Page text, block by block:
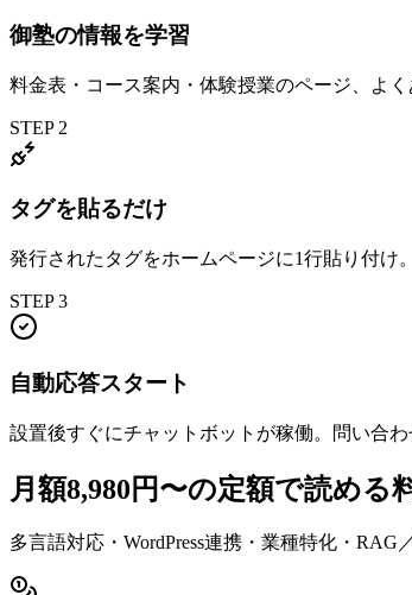
御塾の情報を学習
料金表・コース案内・体験授業のページ、よ
STEP 2
タグを貼るだけ
発行されたタグをホームページに1行貼り付け
STEP 3
自動応答スタート
設置後すぐにチャットボットが稼働。問い合
月額8,980円〜の定額で読める
多言語対応・WordPress連携・業種特化・